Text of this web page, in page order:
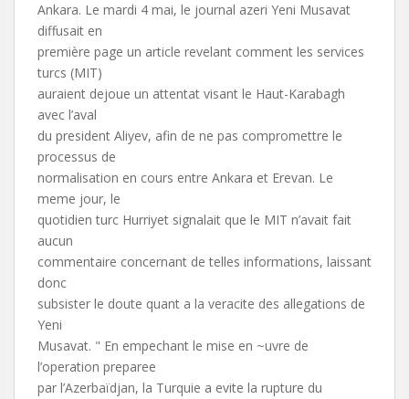
Ankara. Le mardi 4 mai, le journal azeri Yeni Musavat
diffusait en
première page un article revelant comment les services
turcs (MIT)
auraient dejoue un attentat visant le Haut-Karabagh
avec l’aval
du president Aliyev, afin de ne pas compromettre le
processus de
normalisation en cours entre Ankara et Erevan. Le
meme jour, le
quotidien turc Hurriyet signalait que le MIT n’avait fait
aucun
commentaire concernant de telles informations, laissant
donc
subsister le doute quant a la veracite des allegations de
Yeni
Musavat. " En empechant le mise en ~uvre de
l’operation preparee
par l’Azerbaïdjan, la Turquie a evite la rupture du